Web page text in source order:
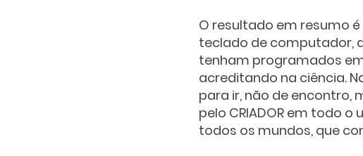
O resultado em resumo
teclado de computador,
tenham programados
acreditando na ciência.
para ir, não de encontro,
pelo CRIADOR em todo
todos os mundos, que